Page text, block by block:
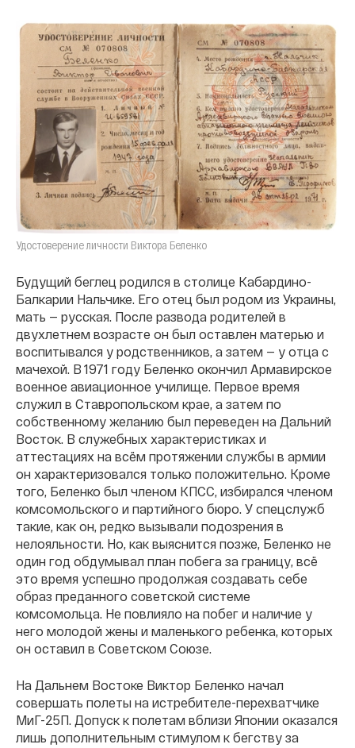
Удостоверение личности Виктора Беленко
Будущий беглец родился в столице Кабардино-
Балкарии Нальчике. Его отец был родом из Украины,
мать — русская. После развода родителей в
двухлетнем возрасте он был оставлен матерью и
воспитывался у родственников, а затем — у отца с
мачехой. В 1971 году Беленко окончил Армавирское
военное авиационное училище. Первое время
служил в Ставропольском крае, а затем по
собственному желанию был переведен на Дальний
Восток. В служебных характеристиках и
аттестациях на всём протяжении службы в армии
он характеризовался только положительно. Кроме
того, Беленко был членом КПСС, избирался членом
комсомольского и партийного бюро. У спецслужб
такие, как он, редко вызывали подозрения в
нелояльности. Но, как выяснится позже, Беленко не
один год обдумывал план побега за границу, всё
это время успешно продолжая создавать себе
образ преданного советской системе
комсомольца. Не повлияло на побег и наличие у
него молодой жены и маленького ребенка, которых
он оставил в Советском Союзе.
На Дальнем Востоке Виктор Беленко начал
совершать полеты на истребителе-перехватчике
МиГ-25П. Допуск к полетам вблизи Японии оказался
лишь дополнительным стимулом к бегству за